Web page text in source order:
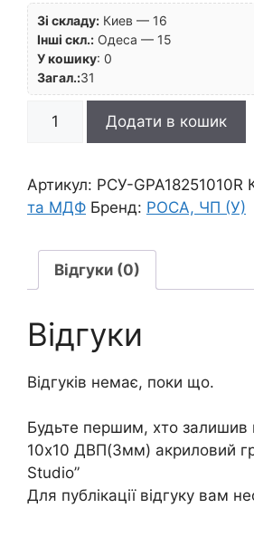
Зі складу: Киев — 16
Інші скл.: Одеса — 15
У кошику: 0
Загал.:31
акриловий
грунт
Studio
кількість
Додати в кошик
Артикул: РСУ-GPA18251010R
та МДФ Бренд: РОСА, ЧП (У)
Відгуки (0)
Відгуки
Відгуків немає, поки що.
Будьте першим, хто залишив
10х10 ДВП(3мм) акриловий
Studio”
Для публікації відгуку вам